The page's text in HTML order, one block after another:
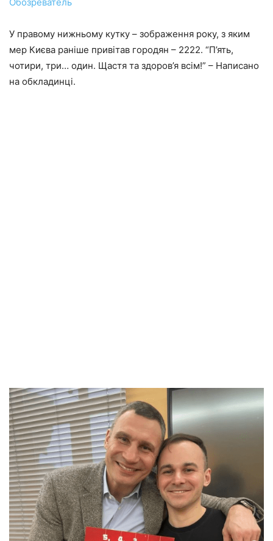
У правому нижньому кутку – зображення року, з яким
мер Києва раніше привітав городян – 2222. “П’ять,
чотири, три… один. Щастя та здоров’я всім!” – Написано
на обкладинці.